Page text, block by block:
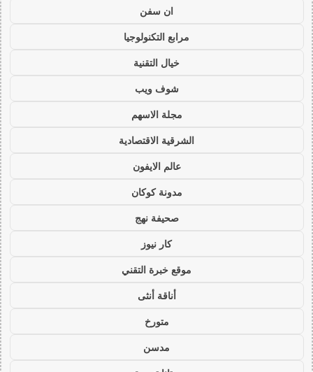
ان سفن
مرابع التكنولوجيا
خيال التقنية
شوف ويب
مجلة الاسهم
الشرقية الاقتصادية
عالم الايفون
مدونة كوكان
صحيفة نهج
كار نيوز
موقع خبرة التقني
أناقة أنثى
متورخ
مدسن